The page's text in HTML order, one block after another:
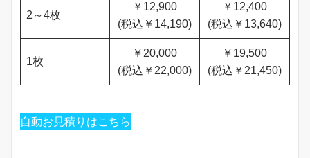
2～4枚
￥12,900
(税込￥14,190)
￥12,400
(税込￥13,640)
1枚
￥20,000
(税込￥22,000)
￥19,500
(税込￥21,450)
自動お見積りはこちら